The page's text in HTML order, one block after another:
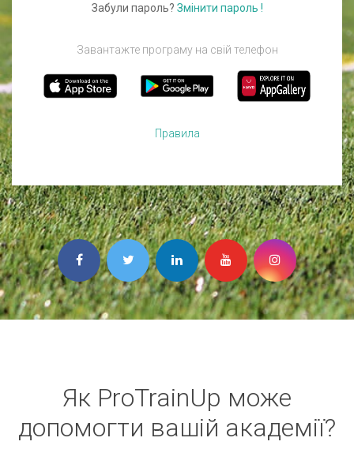
Забули пароль? Змінити пароль !
Завантажте програму на свій телефон
Правила
Як ProTrainUp може
допомогти вашій академії?